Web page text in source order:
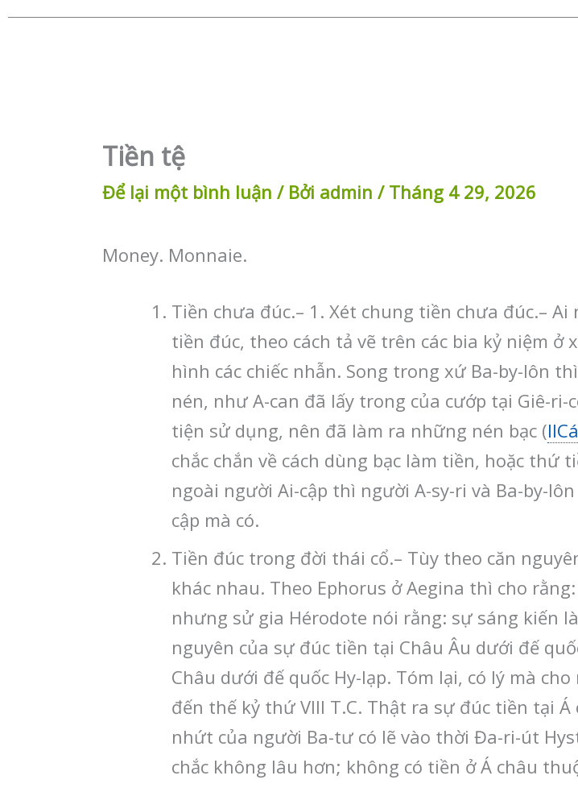
Tiền tệ
Để lại một bình luận / Bởi admin / Tháng 4 29, 2026
Money. Monnaie.
Tiền chưa đúc.– 1. Xét chung tiền chưa đúc.–
tiền đúc, theo cách tả vẽ trên các bia kỷ niệm ở
hình các chiếc nhẫn. Song trong xứ Ba-by-lôn
nén, như A-can đã lấy trong của cướp tại Giê-ri-
tiện sử dụng, nên đã làm ra những nén bạc (
chắc chắn về cách dùng bạc làm tiền, hoặc thứ
ngoài người Ai-cập thì người A-sy-ri và Ba-by-
cập mà có.
Tiền đúc trong đời thái cổ.– Tùy theo căn
khác nhau. Theo Ephorus ở Aegina thì cho
nhưng sử gia Hérodote nói rằng: sự sáng kiến
nguyên của sự đúc tiền tại Châu Âu dưới đế
Châu dưới đế quốc Hy-lạp. Tóm lại, có lý mà
đến thế kỷ thứ VIII T.C. Thật ra sự đúc tiền tại
nhứt của người Ba-tư có lẽ vào thời Đa-ri-út
chắc không lâu hơn; không có tiền ở Á châu